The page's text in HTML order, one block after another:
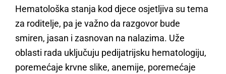
Hematološka stanja kod djece osjetljiva su tema
za roditelje, pa je važno da razgovor bude
smiren, jasan i zasnovan na nalazima. Uže
oblasti rada uključuju pedijatrijsku hematologiju,
poremećaje krvne slike, anemije, poremećaje